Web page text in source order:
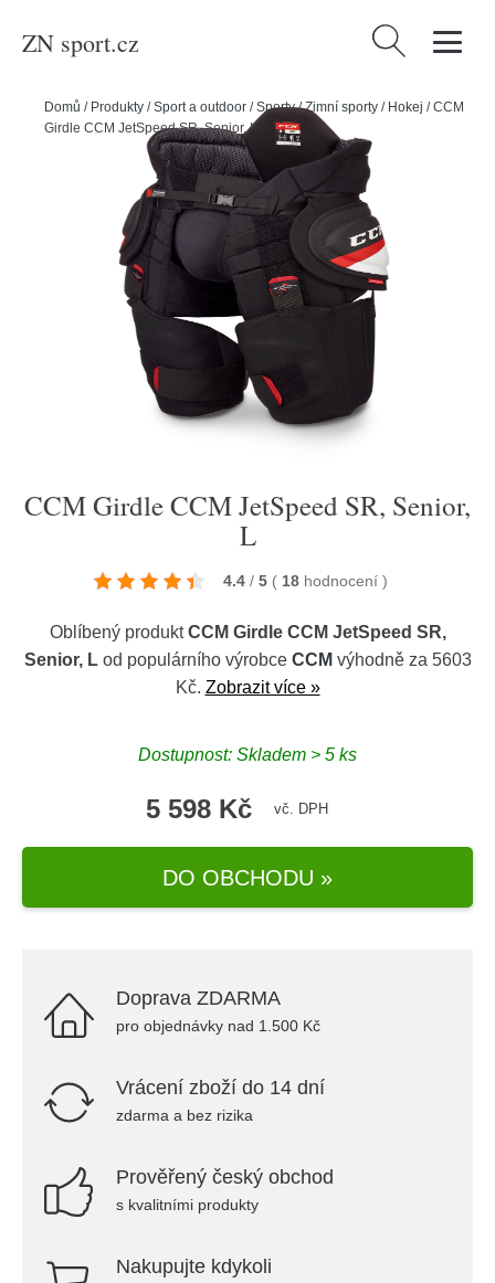
ZN sport.cz Vyhledávání
Domů / Produkty /Sport a outdoor /Sporty/Zimní sporty / Hokej /CCM
Girdle CCM JetSpeed SR, Senior, L
CCM Girdle CCM JetSpeed SR, Senior,
L
4.4 / 5 ( 18 hodnocení )
Oblíbený produktCCM Girdle CCM JetSpeed SR,
Senior, Lod populárního výrobce CCM výhodně za 5603
Kč. Zobrazit více »
Dostupnost: Skladem > 5 ks
5 598 Kč vč. DPH
DO OBCHODU »
Doprava ZDARMA
pro objednávky nad 1.500 Kč
Vrácení zboží do 14 dní
zdarma a bez rizika
Prověřený český obchod
s kvalitními produkty
Nakupujte kdykoli